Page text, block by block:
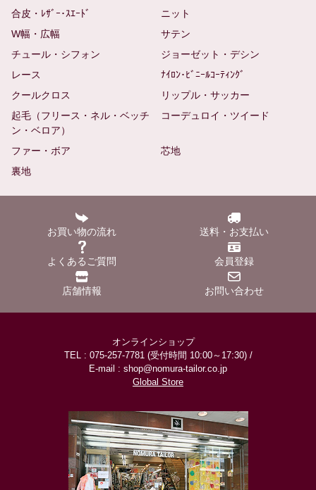
合皮・ﾚｻﾞｰ･ｽｴｰﾄﾞ
ニット
W幅・広幅
サテン
チュール・シフォン
ジョーゼット・デシン
レース
ﾅｲﾛﾝ･ﾋﾞﾆｰﾙｺｰﾃｨﾝｸﾞ
クールクロス
リップル・サッカー
起毛（フリース・ネル・ベッチ
ン・ベロア）
コーデュロイ・ツイード
ファー・ボア
芯地
裏地
お買い物の流れ 送料・お支払い
よくあるご質問 会員登録
店舗情報 お問い合わせ
オンラインショップ
TEL : 075-257-7781 (受付時間 10:00～17:30) /
E-mail : shop@nomura-tailor.co.jp
Global Store